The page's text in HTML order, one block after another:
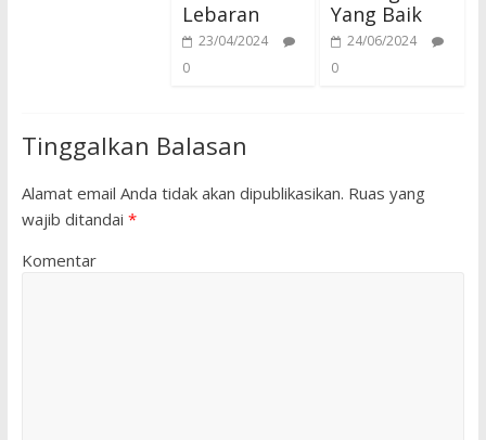
Lebaran
23/04/2024
0
Yang Baik
24/06/2024
0
Tinggalkan Balasan
Alamat email Anda tidak akan dipublikasikan. Ruas yang
wajib ditandai *
Komentar